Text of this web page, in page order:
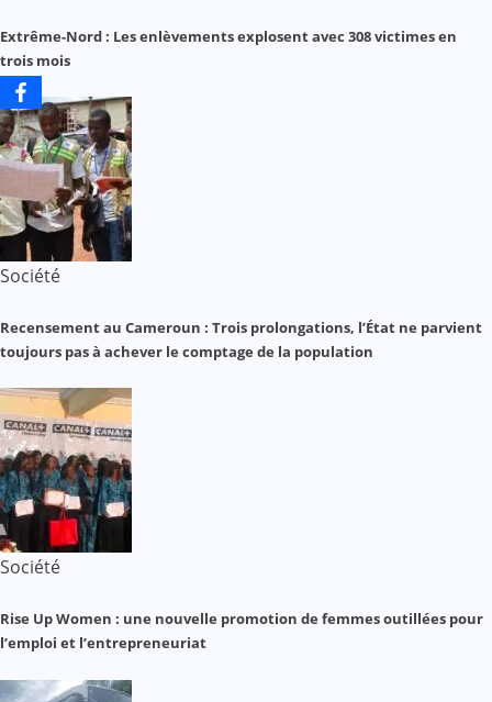
Extrême-Nord : Les enlèvements explosent avec 308 victimes en
trois mois
Société
Recensement au Cameroun : Trois prolongations, l’État ne parvient
toujours pas à achever le comptage de la population
Société
Rise Up Women : une nouvelle promotion de femmes outillées pour
l’emploi et l’entrepreneuriat